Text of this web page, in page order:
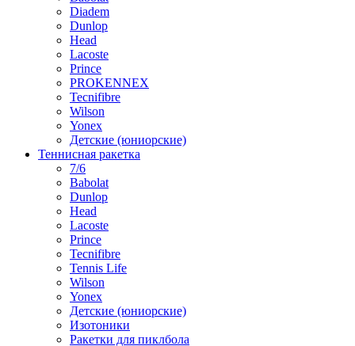
Diadem
Dunlop
Head
Lacoste
Prince
PROKENNEX
Tecnifibre
Wilson
Yonex
Детские (юниорские)
Теннисная ракетка
7/6
Babolat
Dunlop
Head
Lacoste
Prince
Tecnifibre
Tennis Life
Wilson
Yonex
Детские (юниорские)
Изотоники
Ракетки для пиклбола